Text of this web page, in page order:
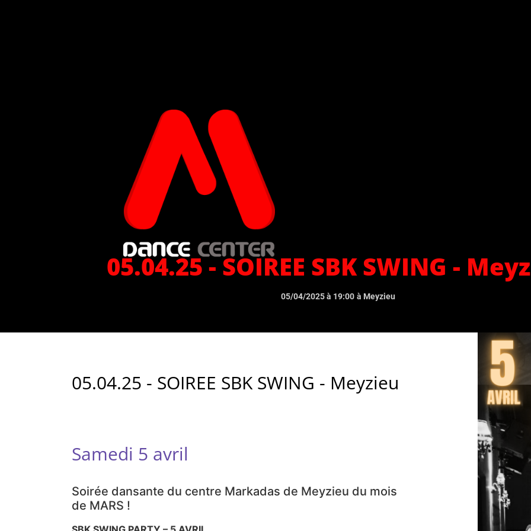
05.04.25 - SOIREE SBK SWING -
05/04/2025 à 19:00 à Meyzieu
05.04.25 - SOIREE SBK SWING - Meyzieu
Samedi 5 avril
Soirée dansante du centre Markadas de Meyzieu du mois
de MARS !